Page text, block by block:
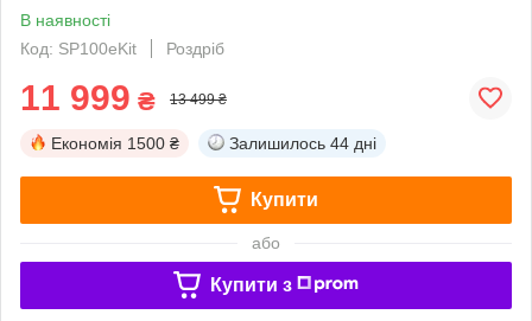
В наявності
Код: SP100eKit
Роздріб
11 999 ₴ 13 499 ₴
Економія 1500 ₴ Залишилось 44 дні
Купити
або
Купити з